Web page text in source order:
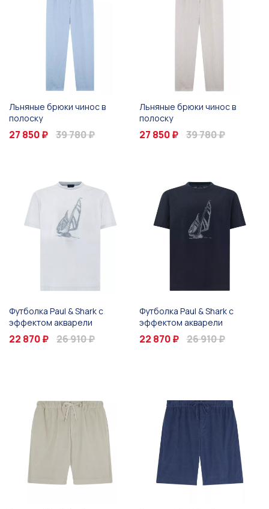
Льняные брюки чинос в
полоску
27 850 ₽ 39 780 ₽
Льняные брюки чинос в
полоску
27 850 ₽ 39 780 ₽
Футболка Paul & Shark с
эффектом акварели
22 870 ₽ 26 910 ₽
Футболка Paul & Shark с
эффектом акварели
22 870 ₽ 26 910 ₽